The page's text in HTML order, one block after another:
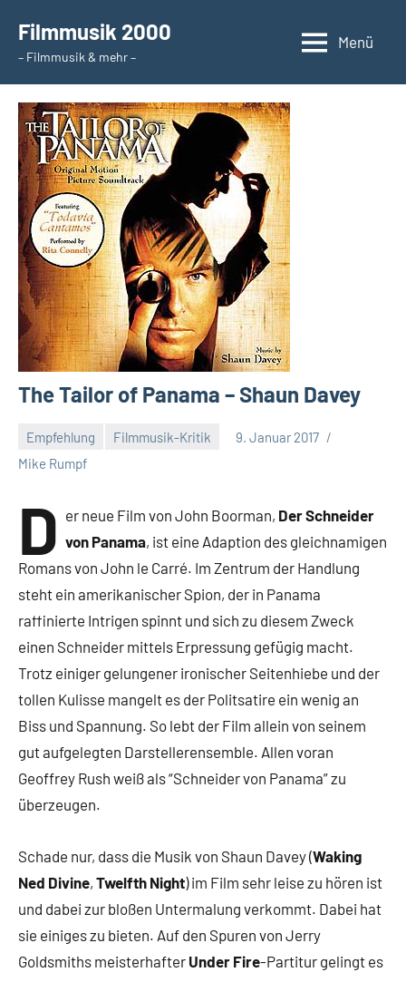
Inhalt
springen
Filmmusik 2000
– Filmmusik & mehr –
Menü
The Tailor of Panama – Shaun Davey
Empfehlung Filmmusik-Kritik
9. Januar 2017
Mike Rumpf
D er neue Film von John Boorman, Der Schneider
von Panama, ist eine Adaption des gleichnamigen
Romans von John le Carré. Im Zentrum der Handlung
steht ein amerikanischer Spion, der in Panama
raffinierte Intrigen spinnt und sich zu diesem Zweck
einen Schneider mittels Erpressung gefügig macht.
Trotz einiger gelungener ironischer Seitenhiebe und der
tollen Kulisse mangelt es der Politsatire ein wenig an
Biss und Spannung. So lebt der Film allein von seinem
gut aufgelegten Darstellerensemble. Allen voran
Geoffrey Rush weiß als “Schneider von Panama” zu
überzeugen.
Schade nur, dass die Musik von Shaun Davey (Waking
Ned Divine, Twelfth Night) im Film sehr leise zu hören ist
und dabei zur bloßen Untermalung verkommt. Dabei hat
sie einiges zu bieten. Auf den Spuren von Jerry
Goldsmiths meisterhafter Under Fire-Partitur gelingt es